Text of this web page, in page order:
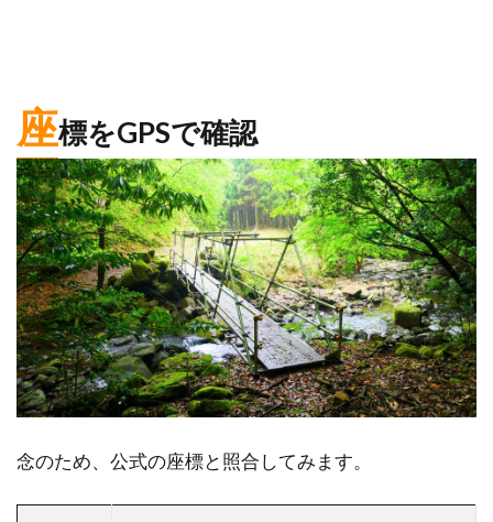
座標をGPSで確認
念のため、公式の座標と照合してみます。